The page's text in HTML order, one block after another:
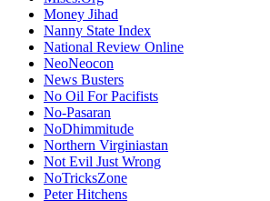
Money Jihad
Nanny State Index
National Review Online
NeoNeocon
News Busters
No Oil For Pacifists
No-Pasaran
NoDhimmitude
Northern Virginiastan
Not Evil Just Wrong
NoTricksZone
Peter Hitchens